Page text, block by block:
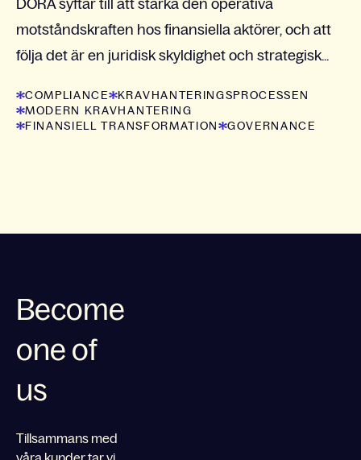
DORA syftar till att stärka den operativa
motståndskraften hos finansiella aktörer, och att
följa det är en juridisk skyldighet och strategisk...
COMPLIANCE
KRAVHANTERINGSPROCESSEN
MODERN KRAVHANTERING
FINANSIELL TRANSFORMATION
GOVERNANCE
Become
one of
us
Tillsammans med